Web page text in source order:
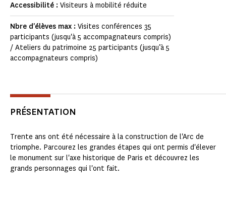
Accessibilité : Visiteurs à mobilité réduite
Nbre d'élèves max : Visites conférences 35
participants (jusqu'à 5 accompagnateurs compris)
/ Ateliers du patrimoine 25 participants (jusqu’à 5
accompagnateurs compris)
PRÉSENTATION
Trente ans ont été nécessaire à la construction de l'Arc de
triomphe. Parcourez les grandes étapes qui ont permis d'élever
le monument sur l'axe historique de Paris et découvrez les
grands personnages qui l'ont fait.